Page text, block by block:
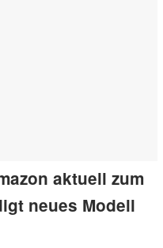
aktuell zum
neues Modell